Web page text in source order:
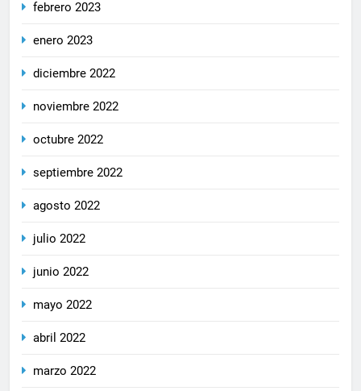
febrero 2023
enero 2023
diciembre 2022
noviembre 2022
octubre 2022
septiembre 2022
agosto 2022
julio 2022
junio 2022
mayo 2022
abril 2022
marzo 2022